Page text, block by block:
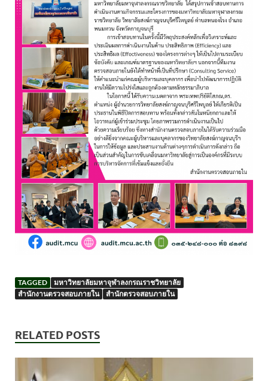
TAGGED
มหาวิทยาลัยมหาจุฬาลงกรณราชวิทยาลัย
สำนักงานตรวจสอบภายใน
สำนักตรวจสอบภายใน
RELATED POSTS